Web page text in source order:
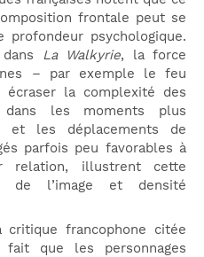
frontale peut se
profondeur psychologique.
La Walkyrie, la force
– par exemple le feu
la complexité des
dans les moments plus
et les déplacements de
parfois peu favorables à
relation, illustrent cette
de l’image et densité
critique francophone citée
que les personnages